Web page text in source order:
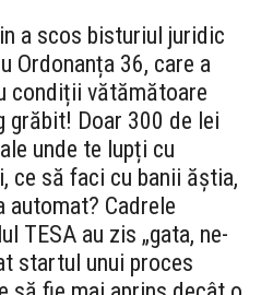
a scos bisturiul juridic
Ordonanța 36, care a
condiții vătămătoare
grăbit! Doar 300 de lei
unde te lupți cu
ce să faci cu banii ăștia,
automat? Cadrele
TESA au zis „gata, ne-
startul unui proces